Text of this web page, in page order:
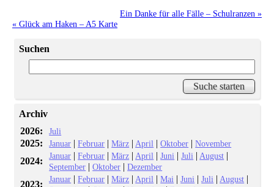
Ein Danke für alle Fälle – Schulranzen »
« Glück am Haken – A5 Karte
Suchen
Archiv
2026:
Juli
2025: Januar |Februar |März | April |Oktober |November
2024: Januar |Februar |März | April |Juni |Juli | August |
September |Oktober |Dezember
2023: Januar |Februar |März | April |Mai |Juni |Juli | August |